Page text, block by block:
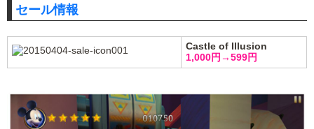
セール情報
Castle of Illusion
1,000円→599円